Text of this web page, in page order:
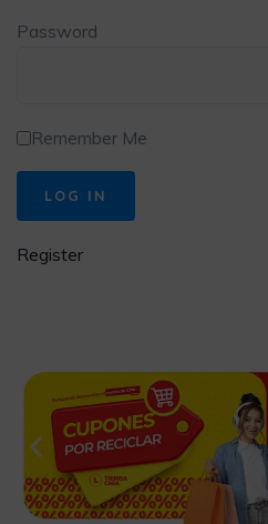
Password
Remember Me
Register